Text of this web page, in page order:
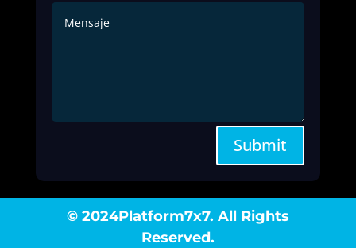
Submit
© 2024Platform7x7. All Rights
Reserved.